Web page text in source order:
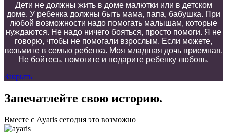
Дети не должны жить в доме малютки или в детском
доме. У ребенка должны быть мама, папа, бабушка. При
любой возможности надо помогать малышам, которые
нуждаются. Не надо ничего бояться, просто помоги. Я не
говорю, чтобы не помогали взрослым. Если можете,
возьмите в семью ребенка. Моя младшая дочь приемная.
Не бойтесь, помогите и подарите ребенку любовь.
Закрыть
Запечатлейте свою историю.
Вместе с Ayaris сегодня это возможно